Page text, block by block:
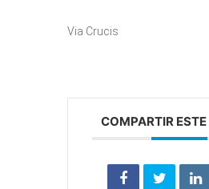
Via Crucis
COMPARTIR